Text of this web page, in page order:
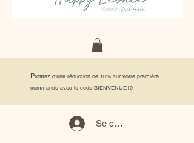
Profitez d'une réduction de 10% sur votre première
commande avec le code BIENVENUE10
Se connecter